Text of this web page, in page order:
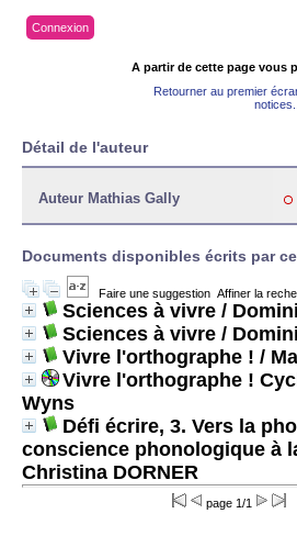
Connexion
A partir de cette page vous
Retourner au premier
notices...
Détail de l'auteur
Auteur Mathias Gally
Documents disponibles écrits par
Faire une suggestion Affiner la
Sciences à vivre /
Sciences à vivre /
Vivre l'orthographe ! /
Vivre l'orthographe !
Wyns
Défi écrire, 3. Vers la
conscience phonologique à
Christina DORNER
page 1/1